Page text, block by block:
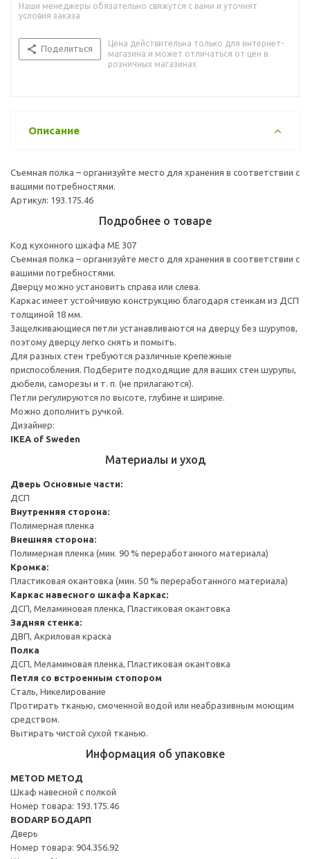
Наши менеджеры обязательно свяжутся с вами и уточнят
условия заказа
Поделиться
Цена действительна только для интернет-
магазина и может отличаться от цен в
розничных магазинах
Описание
Съемная полка – организуйте место для хранения в соответствии с
вашими потребностями.
Артикул: 193.175.46
Подробнее о товаре
Код кухонного шкафа ME 307
Съемная полка – организуйте место для хранения в соответствии с
вашими потребностями.
Дверцу можно установить справа или слева.
Каркас имеет устойчивую конструкцию благодаря стенкам из ДСП
толщиной 18 мм.
Защелкивающиеся петли устанавливаются на дверцу без шурупов,
поэтому дверцу легко снять и помыть.
Для разных стен требуются различные крепежные
приспособления. Подберите подходящие для ваших стен шурупы,
дюбели, саморезы и т. п. (не прилагаются).
Петли регулируются по высоте, глубине и ширине.
Можно дополнить ручкой.
Дизайнер:
IKEA of Sweden
Материалы и уход
Дверь Основные части:
ДСП
Внутренняя сторона:
Полимерная пленка
Внешняя сторона:
Полимерная пленка (мин. 90 % переработанного материала)
Кромка:
Пластиковая окантовка (мин. 50 % переработанного материала)
Каркас навесного шкафа Каркас:
ДСП, Меламиновая пленка, Пластиковая окантовка
Задняя стенка:
ДВП, Акриловая краска
Полка
ДСП, Меламиновая пленка, Пластиковая окантовка
Петля со встроенным стопором
Сталь, Никелирование
Протирать тканью, смоченной водой или неабразивным моющим
средством.
Вытирать чистой сухой тканью.
Информация об упаковке
METOD МЕТОД
Шкаф навесной с полкой
Номер товара: 193.175.46
BODARP БОДАРП
Дверь
Номер товара: 904.356.92